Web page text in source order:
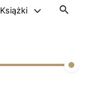
Książki